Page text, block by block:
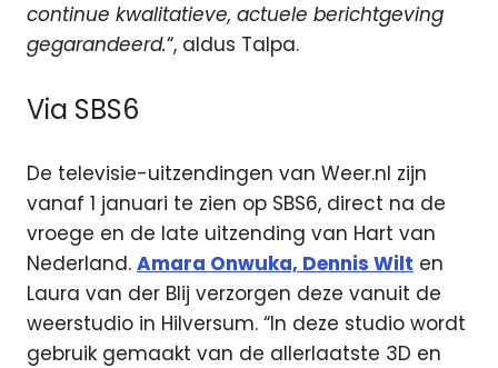
continue kwalitatieve, actuele berichtgeving
gegarandeerd.“, aldus Talpa.
Via SBS6
De televisie-uitzendingen van Weer.nl zijn
vanaf 1 januari te zien op SBS6, direct na de
vroege en de late uitzending van Hart van
Nederland. Amara Onwuka, Dennis Wilt en
Laura van der Blij verzorgen deze vanuit de
weerstudio in Hilversum. “In deze studio wordt
gebruik gemaakt van de allerlaatste 3D en